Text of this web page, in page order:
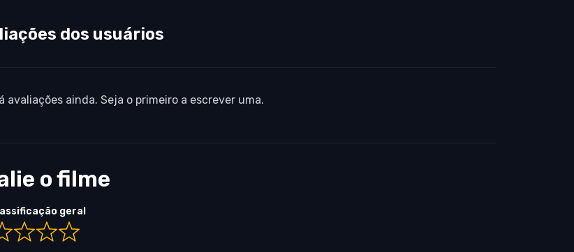
dos usuários
avaliações ainda. Seja o primeiro a escrever uma.
o filme
geral